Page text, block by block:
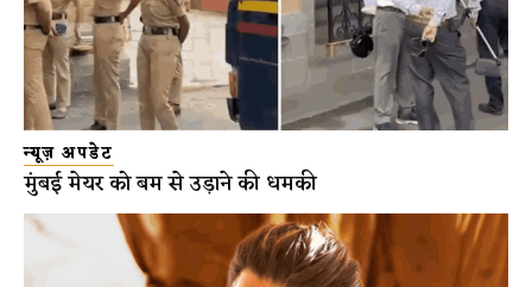
न्यूज़ अपडेट
मुंबई मेयर को बम से उड़ाने की धमकी